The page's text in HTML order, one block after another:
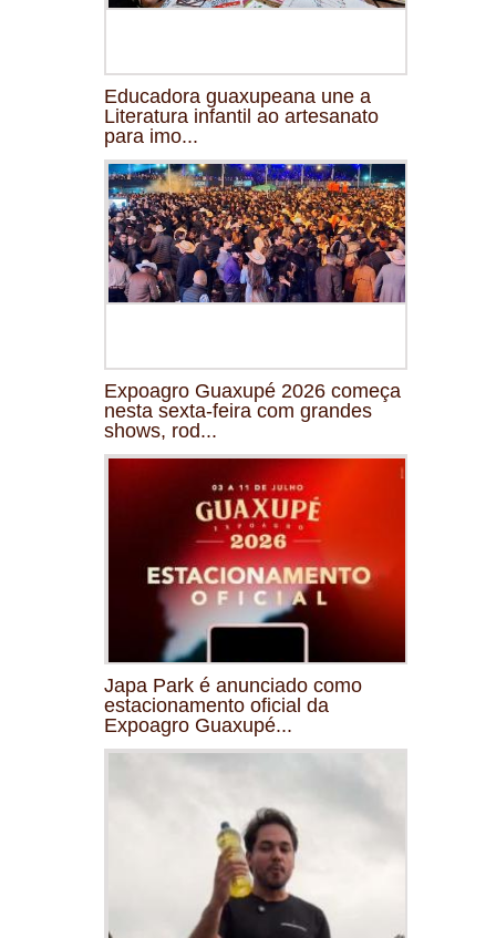
Educadora guaxupeana une a
Literatura infantil ao artesanato
para imo...
Expoagro Guaxupé 2026 começa
nesta sexta-feira com grandes
shows, rod...
Japa Park é anunciado como
estacionamento oficial da
Expoagro Guaxupé...